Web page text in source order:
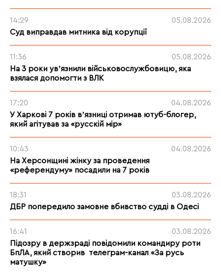
14:29
05.08.2026
Суд виправдав митника від корупції
11:36
05.08.2026
На 3 роки увʼязнили військовослужбовицю, яка
взялася допомогти з ВЛК
17:20
04.08.2026
У Харкові 7 років вʼязниці отримав ютуб-блогер,
який агітував за «русскій мір»
10:43
04.08.2026
На Херсонщині жінку за проведення
«референдуму» посадили на 7 років
18:31
03.08.2026
ДБР попередило замовне вбивство судді в Одесі
16:41
03.08.2026
Підозру в держзраді повідомили командиру роти
БпЛА, який створив телеграм-канал «За русь
матушку»